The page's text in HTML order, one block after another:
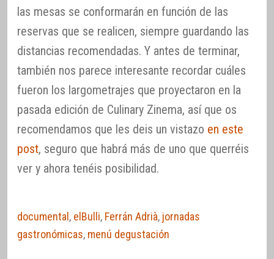
las mesas se conformarán en función de las
reservas que se realicen, siempre guardando las
distancias recomendadas. Y antes de terminar,
también nos parece interesante recordar cuáles
fueron los largometrajes que proyectaron en la
pasada edición de Culinary Zinema, así que os
recomendamos que les deis un vistazo en este
post, seguro que habrá más de uno que querréis
ver y ahora tenéis posibilidad.
documental, elBulli, Ferrán Adrià, jornadas
gastronómicas, menú degustación